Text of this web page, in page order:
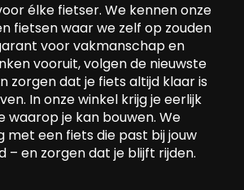
élke fietser. We kennen onze
fietsen waar we zelf op zouden
voor vakmanschap en
vooruit, volgen de nieuwste
zorgen dat je fiets altijd klaar is
In onze winkel krijg je eerlijk
waarop je kan bouwen. We
met een fiets die past bij jouw
– en zorgen dat je blijft rijden.